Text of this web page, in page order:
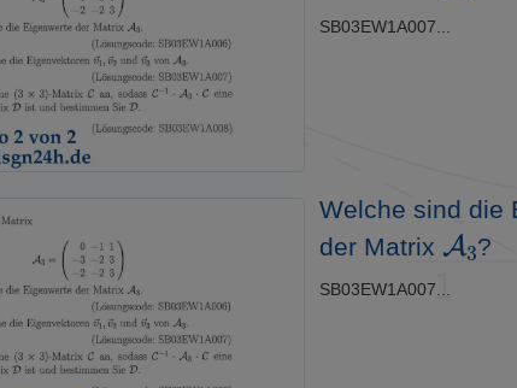
SB03EW1A007...
Welche sind die
der Matrix
A3
?
SB03EW1A007...